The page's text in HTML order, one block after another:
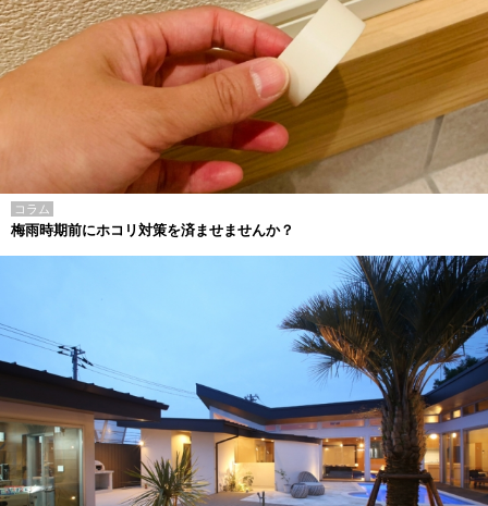
コラム
梅雨時期前にホコリ対策を済ませませんか？